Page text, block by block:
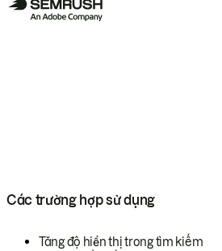
Các trường hợp sử dụng
Tăng độ hiển thị trong tìm kiếm